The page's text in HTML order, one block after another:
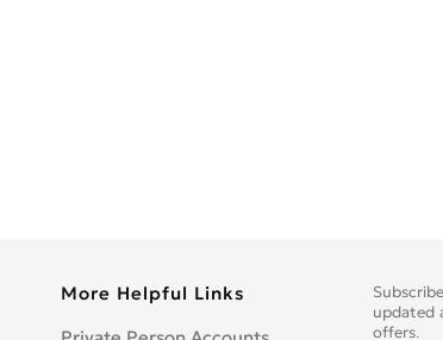
updated
offers.
More Helpful Links